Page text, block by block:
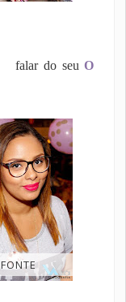
falar do seuO
FONTE